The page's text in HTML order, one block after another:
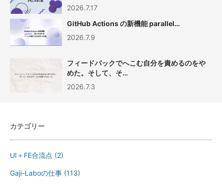
2026.7.17
GitHub Actions の新機能 parallel…
2026.7.9
フィードバックでへこむ自分を責めるのをや
めた。そして、そ…
2026.7.3
カテゴリー
UI＋FE合流点 (2)
Gaji-Laboの仕事 (113)